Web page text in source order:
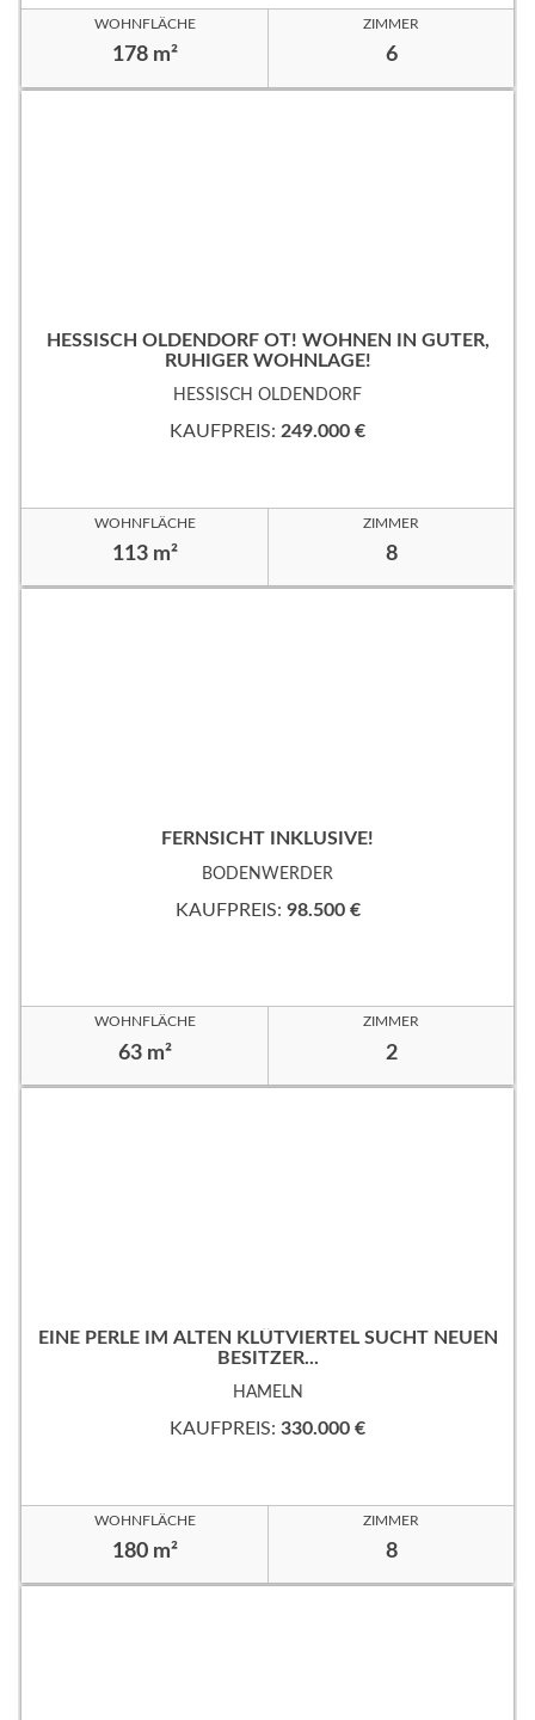
WOHNFLÄCHE
178 m²
ZIMMER
6
HESSISCH OLDENDORF OT! WOHNEN IN GUTER,
RUHIGER WOHNLAGE!
HESSISCH OLDENDORF
KAUFPREIS: 249.000 €
WOHNFLÄCHE
113 m²
ZIMMER
8
FERNSICHT INKLUSIVE!
BODENWERDER
KAUFPREIS: 98.500 €
WOHNFLÄCHE
63 m²
ZIMMER
2
EINE PERLE IM ALTEN KLÜTVIERTEL SUCHT NEUEN
BESITZER...
HAMELN
KAUFPREIS: 330.000 €
WOHNFLÄCHE
180 m²
ZIMMER
8